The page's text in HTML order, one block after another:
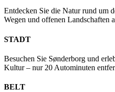
Entdecken Sie die Natur rund um
Wegen und offenen Landschaften
STADT
Besuchen Sie Sønderborg und
Kultur – nur 20 Autominuten
BELT